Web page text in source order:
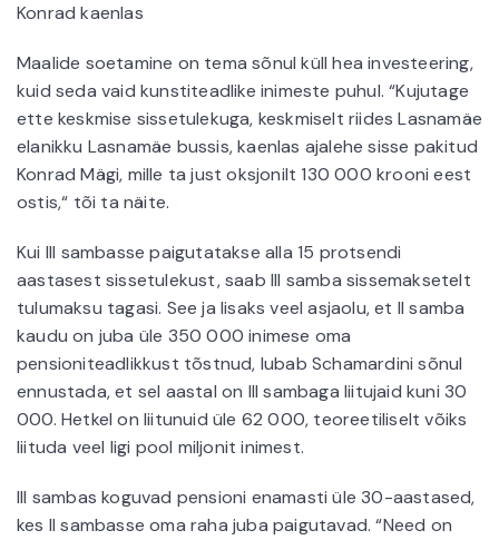
Konrad kaenlas
Maalide soetamine on tema sõnul küll hea investeering,
kuid seda vaid kunstiteadlike inimeste puhul. “Kujutage
ette keskmise sissetulekuga, keskmiselt riides Lasnamäe
elanikku Lasnamäe bussis, kaenlas ajalehe sisse pakitud
Konrad Mägi, mille ta just oksjonilt 130 000 krooni eest
ostis,“ tõi ta näite.
Kui III sambasse paigutatakse alla 15 protsendi
aastasest sissetulekust, saab III samba sissemaksetelt
tulumaksu tagasi. See ja lisaks veel asjaolu, et II samba
kaudu on juba üle 350 000 inimese oma
pensioniteadlikkust tõstnud, lubab Schamardini sõnul
ennustada, et sel aastal on III sambaga liitujaid kuni 30
000. Hetkel on liitunuid üle 62 000, teoreetiliselt võiks
liituda veel ligi pool miljonit inimest.
III sambas koguvad pensioni enamasti üle 30-aastased,
kes II sambasse oma raha juba paigutavad. “Need on